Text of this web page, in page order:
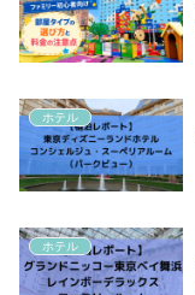
ホテル
ホテル